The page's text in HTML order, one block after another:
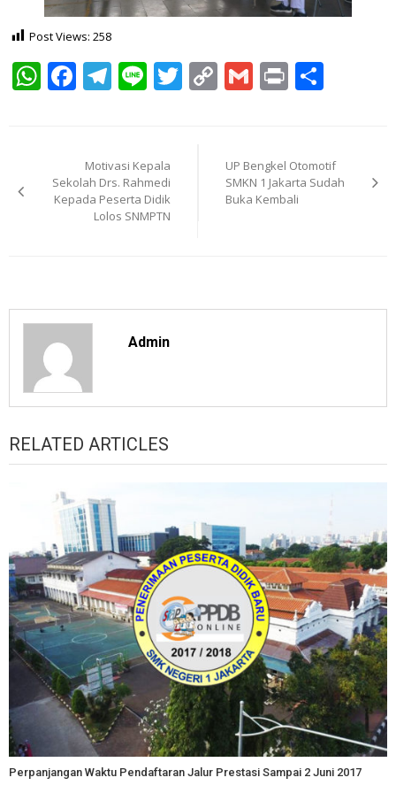
Post Views: 258
WhatsApp
Facebook
Telegram
LineTwitter
CopyGmail
Print
Motivasi Kepala
Sekolah Drs. Rahmedi
Kepada Peserta Didik
Lolos SNMPTN
UP Bengkel Otomotif
SMKN 1 Jakarta Sudah
Buka Kembali
Admin
RELATED ARTICLES
Perpanjangan Waktu Pendaftaran Jalur Prestasi Sampai 2 Juni 2017